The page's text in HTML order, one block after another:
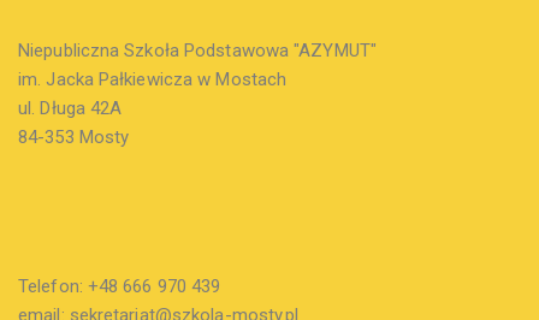
Niepubliczna Szkoła Podstawowa "AZYMUT"
im. Jacka Pałkiewicza w Mostach
ul. Długa 42A
84-353 Mosty
Telefon: +48 666 970 439
email: sekretariat@szkola-mosty.pl